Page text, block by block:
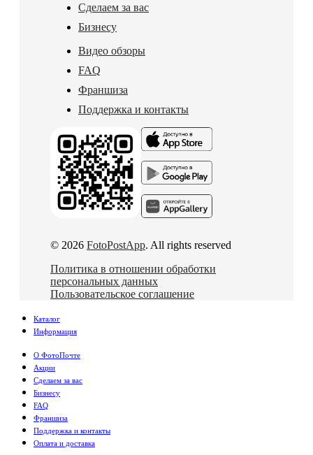
Сделаем за вас
Бизнесу
Видео обзоры
FAQ
Франшиза
Поддержка и контакты
© 2026 FotoPostApp. All rights reserved
Политика в отношении обработки
персональных данных
Пользовательское соглашение
Каталог
Информация
О ФотоПочте
Акции
Сделаем за вас
Бизнесу
FAQ
Франшиза
Поддержка и контакты
Оплата и доставка